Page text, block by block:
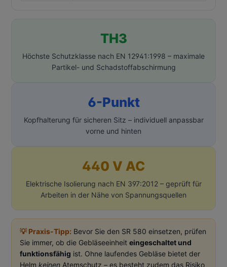
TH3
Höchste Schutzklasse nach EN 12941:1998 – maximale
Partikel- und Schadstoffabschirmung
6-Punkt
Kopfhalterung für sicheren Sitz – individuell anpassbar
vorne und hinten
440 V AC
Elektrische Isolierung nach EN 397:2012 – geprüft für
Arbeiten in der Nähe von Spannungsquellen
💡 Praxis-Tipp: Bevor Sie den SR 580 einsetzen, prüfen
Sie immer, ob die Gebläseeinheit eingeschaltet und
funktionsfähig ist. Ohne laufendes Gebläse bietet der
Helm keinen Atemschutz – es besteht zudem das Risiko